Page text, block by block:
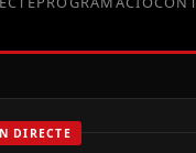
DIRECTE